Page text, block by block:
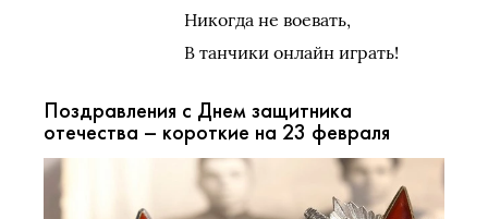
Никогда не воевать,
В танчики онлайн играть!
Поздравления с Днем защитника
отечества – короткие на 23 февраля